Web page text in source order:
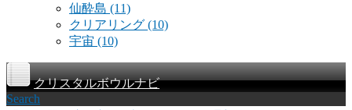
仙酔島 (11)
クリアリング (10)
宇宙 (10)
クリスタルボウルナビ
Search